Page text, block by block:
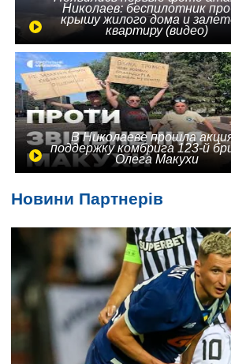
Николаев: беспилотник
крышу жилого дома и
квартиру (видео)
В Николаеве прошла
поддержку комбрига 123-й
Олега Макухи